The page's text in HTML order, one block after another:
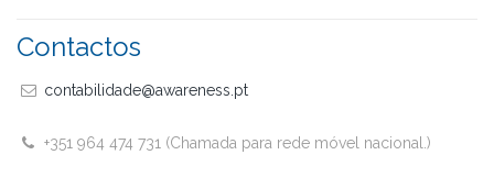
Contactos
contabilidade@awareness.pt
+351 964 474 731 (Chamada para rede móvel nacional.)